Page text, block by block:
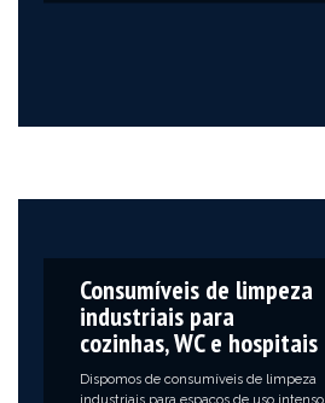
Consumíveis de limpeza
industriais para
cozinhas, WC e hospitais
Dispomos de consumíveis de limpeza